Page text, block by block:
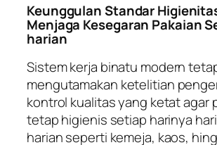
Keunggulan Standar
Menjaga Kesegaran Pakaian
harian
Sistem kerja binatu modern
mengutamakan ketelitian
kontrol kualitas yang ketat agar
tetap higienis setiap harinya
harian seperti kemeja, kaos,